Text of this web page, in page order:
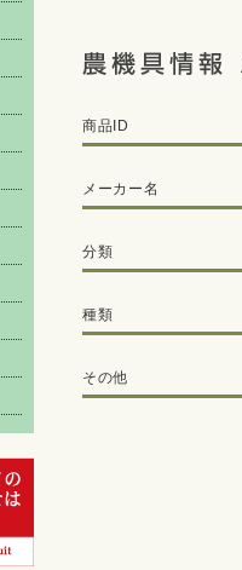
商品ID
メーカー名
分類
種類
その他